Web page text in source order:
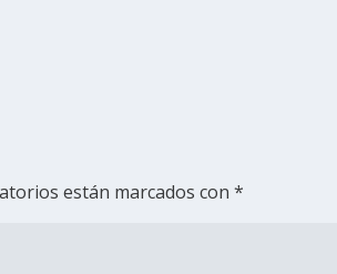
están marcados con*